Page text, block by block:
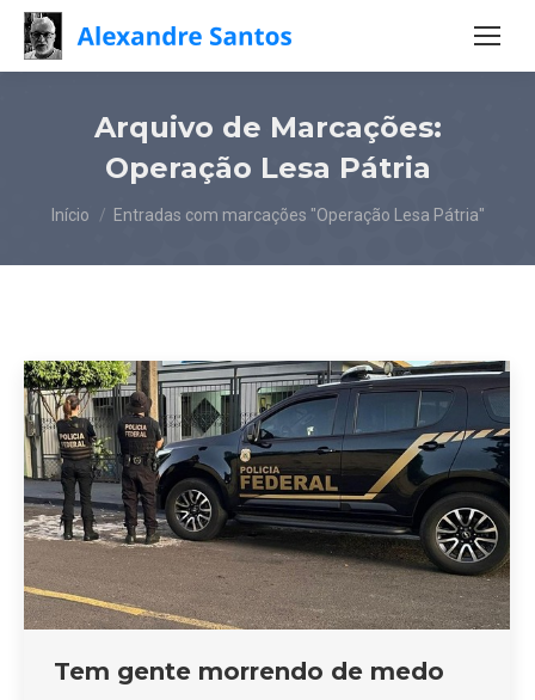
Arquivo de Marcações:
Operação Lesa Pátria
Você está aqui:
Início Entradas com marcações "Operação Lesa Pátria"
Tem gente morrendo de medo